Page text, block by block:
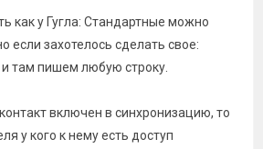
как у Гугла: Стандартные можно
если захотелось сделать свое:
и там пишем любую строку.
включен в синхронизацию, то
у кого к нему есть доступ